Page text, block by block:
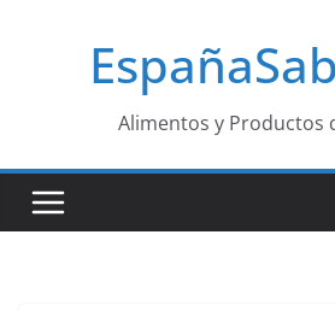
Alimentos y Productos